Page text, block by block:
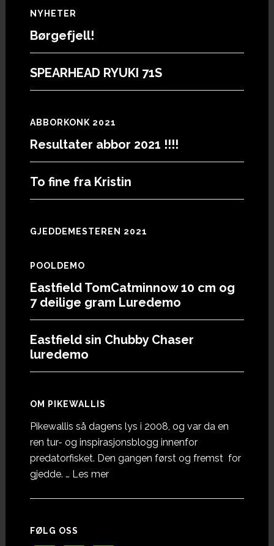
Footer
NYHETER
Børgefjell!
SPEARHEAD RYUKI 71S
ABBORKONK 2021
Resultater abbor 2021 !!!!
To fine fra Kristin
GJEDDEMESTEREN 2021
POOLDEMO
Eastfield TomCatminnow 10 cm og
7 deilige gram Luredemo
Eastfield sin Chubby Chaser
luredemo
OM PIKEWALLIS
Pikewallis så dagens lys i 2008, og var da en
ren tur- og inspirasjonsblogg innenfor
predatorfisket. Den gangen først og fremst for
gjedde. … Les meromOm
FØLG OSS